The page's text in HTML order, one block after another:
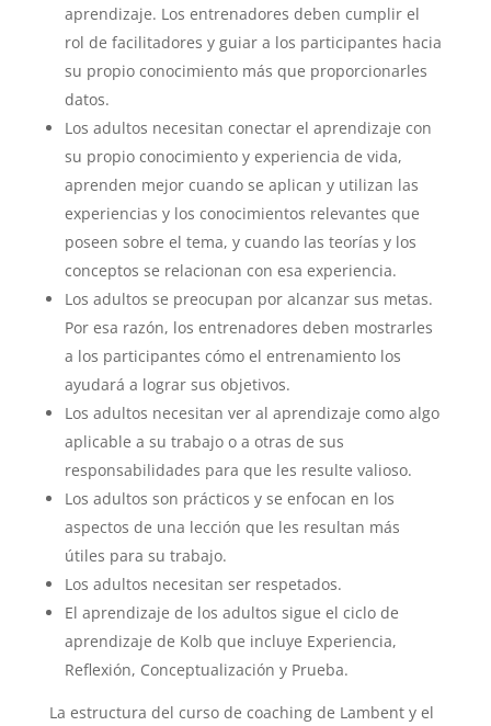
aprendizaje. Los entrenadores deben cumplir el
rol de facilitadores y guiar a los participantes hacia
su propio conocimiento más que proporcionarles
datos.
Los adultos necesitan conectar el aprendizaje con
su propio conocimiento y experiencia de vida,
aprenden mejor cuando se aplican y utilizan las
experiencias y los conocimientos relevantes que
poseen sobre el tema, y cuando las teorías y los
conceptos se relacionan con esa experiencia.
Los adultos se preocupan por alcanzar sus metas.
Por esa razón, los entrenadores deben mostrarles
a los participantes cómo el entrenamiento los
ayudará a lograr sus objetivos.
Los adultos necesitan ver al aprendizaje como algo
aplicable a su trabajo o a otras de sus
responsabilidades para que les resulte valioso.
Los adultos son prácticos y se enfocan en los
aspectos de una lección que les resultan más
útiles para su trabajo.
Los adultos necesitan ser respetados.
El aprendizaje de los adultos sigue el ciclo de
aprendizaje de Kolb que incluye Experiencia,
Reflexión, Conceptualización y Prueba.
La estructura del curso de coaching de Lambent y el